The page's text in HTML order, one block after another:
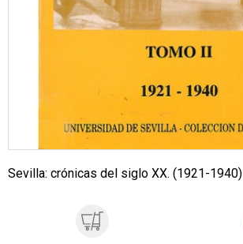
Sevilla: crónicas del siglo XX. (1921-1940)